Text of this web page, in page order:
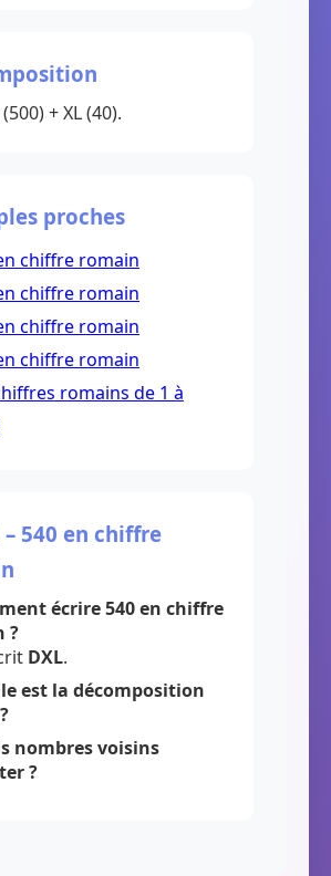
+ XL (40).
proches
chiffre romain
chiffre romain
chiffre romain
chiffre romain
romains de 1 à
– 540 en chiffre
écrire 540 en chiffre
?
DXL.
est la décomposition
nombres voisins
?